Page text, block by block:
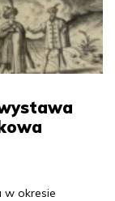
w okresie